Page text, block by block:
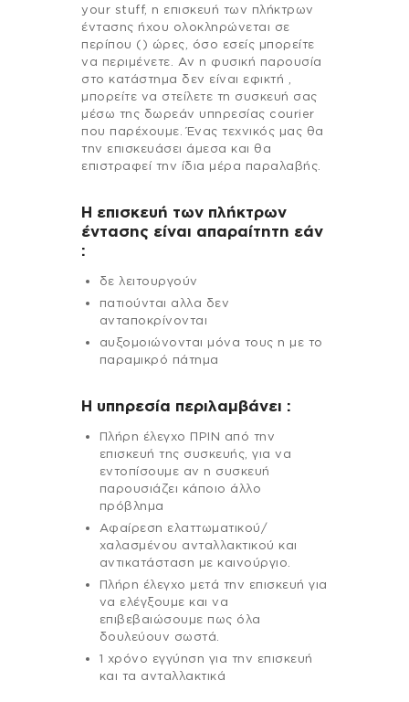
your stuff, η επισκευή των πλήκτρων
έντασης ήχου ολοκληρώνεται σε
περίπου () ώρες, όσο εσείς μπορείτε
να περιμένετε. Αν η φυσική παρουσία
στο κατάστημα δεν είναι εφικτή ,
μπορείτε να στείλετε τη συσκευή σας
μέσω της δωρεάν υπηρεσίας courier
που παρέχουμε. Ένας τεχνικός μας θα
την επισκευάσει άμεσα και θα
επιστραφεί την ίδια μέρα παραλαβής.
Η επισκευή των πλήκτρων
έντασης είναι απαραίτητη εάν
:
δε λειτουργούν
πατιούνται αλλα δεν
ανταποκρίνονται
αυξομοιώνονται μόνα τους η με το
παραμικρό πάτημα
H υπηρεσία περιλαμβάνει :
Πλήρη έλεγχο ΠΡΙΝ από την
επισκευή της συσκευής, για να
εντοπίσουμε αν η συσκευή
παρουσιάζει κάποιο άλλο
πρόβλημα
Αφαίρεση ελαττωματικού/
χαλασμένου ανταλλακτικού και
αντικατάσταση με καινούργιο.
Πλήρη έλεγχο μετά την επισκευή για
να ελέγξουμε και να
επιβεβαιώσουμε πως όλα
δουλεύουν σωστά.
1 χρόνο εγγύηση για την επισκευή
και τα ανταλλακτικά